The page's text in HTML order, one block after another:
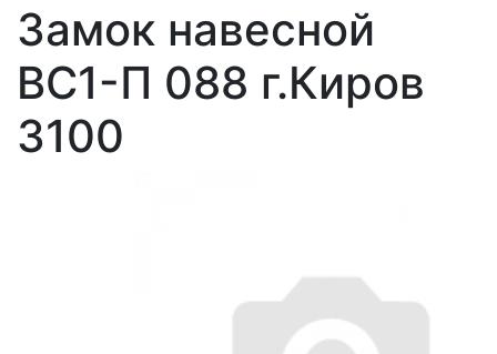
Замок навесной
ВС1-П 088 г.Киров
3100